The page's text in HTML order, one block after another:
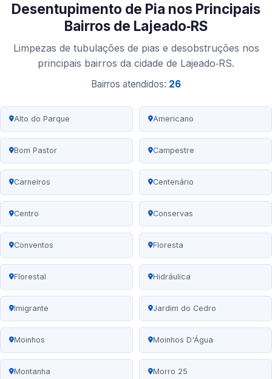
Desentupimento de Pia nos Principais
Bairros de Lajeado‑RS
Limpezas de tubulações de pias e desobstruções nos
principais bairros da cidade de Lajeado‑RS.
Bairros atendidos: 26
Alto do Parque Americano
Bom Pastor Campestre
Carneiros Centenário
Centro Conservas
Conventos Floresta
Florestal Hidráulica
Imigrante Jardim do Cedro
Moinhos Moinhos D'Água
Montanha Morro 25